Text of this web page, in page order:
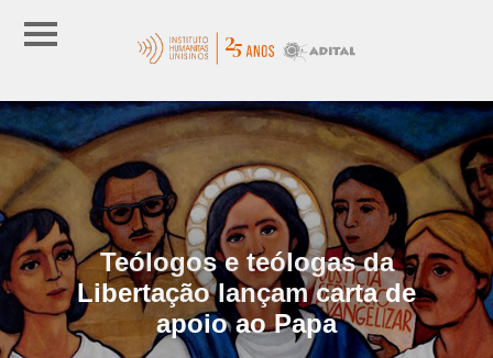
Teólogos e teólogas da
Libertação lançam carta de
apoio ao Papa